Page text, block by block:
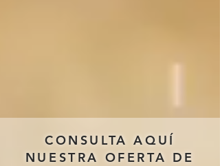
CONSULTA AQUÍ
NUESTRA OFERTA DE